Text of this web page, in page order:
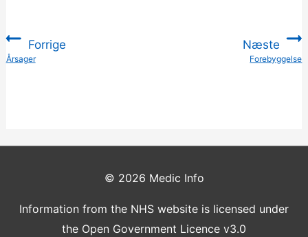
Forrige
:Årsager
Næste
Forebyggelse
© 2026 Medic Info
Information from the NHS website is licensed under
the Open Government Licence v3.0